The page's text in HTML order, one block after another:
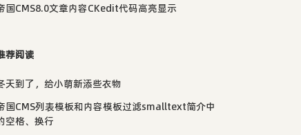
国CMS8.0文章内容CKedit代码高亮显示
荐阅读
天到了，给小萌新添些衣物
国CMS列表模板和内容模板过滤smalltext简介中
空格、换行